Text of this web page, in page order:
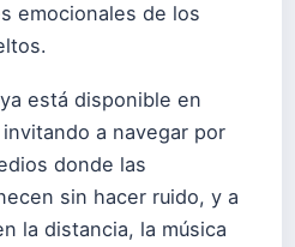
emocionales de los
está disponible en
invitando a navegar por
donde las
sin hacer ruido, y a
la distancia, la música